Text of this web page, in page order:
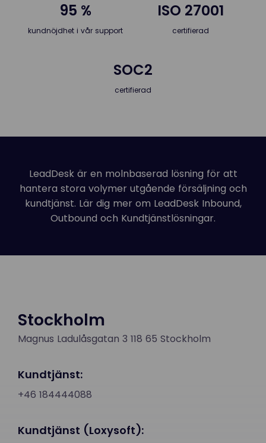
95 %
kundnöjdhet i vår support
ISO 27001
certifierad
SOC2
certifierad
LeadDesk är en molnbaserad lösning för att
hantera stora volymer utgående försäljning och
kundtjänst. Lär dig mer om LeadDesk Inbound,
Outbound och Kundtjänstlösningar.
Stockholm
Magnus Ladulåsgatan 3 118 65 Stockholm
Kundtjänst:
+46 184444088
Kundtjänst (Loxysoft):